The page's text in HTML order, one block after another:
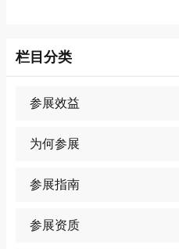
栏目分类
参展效益
为何参展
参展指南
参展资质